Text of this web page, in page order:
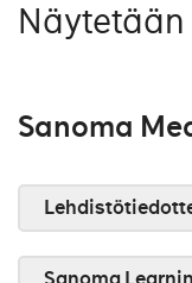
Sanoma